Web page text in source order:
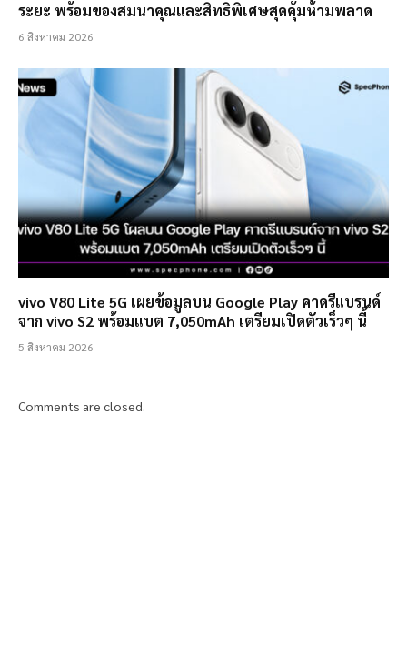
ระยะ พร้อมของสมนาคุณและสิทธิพิเศษสุดคุ้มห้ามพลาด
6 สิงหาคม 2026
vivo V80 Lite 5G เผยข้อมูลบน Google Play คาดรีแบรนด์
จาก vivo S2 พร้อมแบต 7,050mAh เตรียมเปิดตัวเร็วๆ นี้
5 สิงหาคม 2026
Comments are closed.